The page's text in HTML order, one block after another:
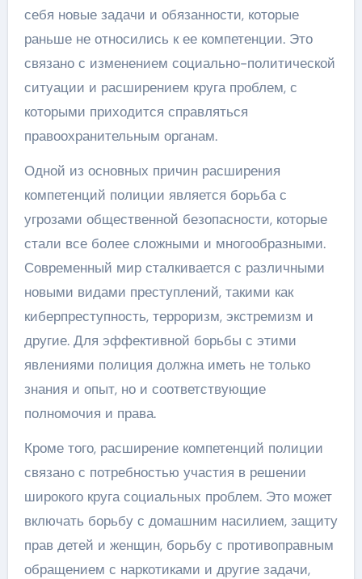
себя новые задачи и обязанности, которые
раньше не относились к ее компетенции. Это
связано с изменением социально-политической
ситуации и расширением круга проблем, с
которыми приходится справляться
правоохранительным органам.
Одной из основных причин расширения
компетенций полиции является борьба с
угрозами общественной безопасности, которые
стали все более сложными и многообразными.
Современный мир сталкивается с различными
новыми видами преступлений, такими как
киберпреступность, терроризм, экстремизм и
другие. Для эффективной борьбы с этими
явлениями полиция должна иметь не только
знания и опыт, но и соответствующие
полномочия и права.
Кроме того, расширение компетенций полиции
связано с потребностью участия в решении
широкого круга социальных проблем. Это может
включать борьбу с домашним насилием, защиту
прав детей и женщин, борьбу с противоправным
обращением с наркотиками и другие задачи,